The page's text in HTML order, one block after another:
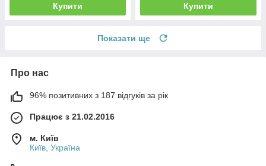
Купити Купити
Показати ще
Про нас
96% позитивних з 187 відгуків за рік
Працює з 21.02.2016
м. Київ
Київ, Україна